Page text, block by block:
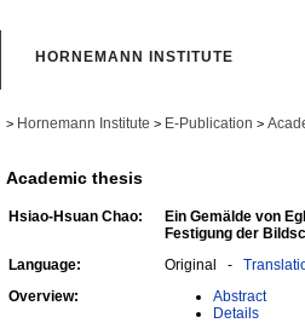
HORNEMANN INSTITUTE
> Hornemann Institute > E-Publication >
Academic thesis
Hsiao-Hsuan Chao:
Ein Gemälde von
Festigung der
Language: Original -
Overview:
Abstract
Details